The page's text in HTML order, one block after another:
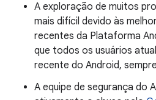
A exploração de muitos
mais difícil devido às
recentes da Plataforma
que todos os usuários
recente do Android,
A equipe de segurança do